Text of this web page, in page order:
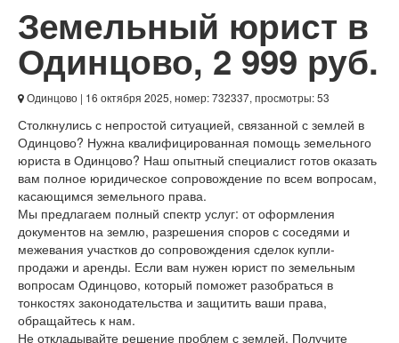
Земельный юрист в
Одинцово, 2 999 руб.
Одинцово | 16 октября 2025, номер: 732337, просмотры: 53
Столкнулись с непростой ситуацией, связанной с землей в
Одинцово? Нужна квалифицированная помощь земельного
юриста в Одинцово? Наш опытный специалист готов оказать
вам полное юридическое сопровождение по всем вопросам,
касающимся земельного права.
Мы предлагаем полный спектр услуг: от оформления
документов на землю, разрешения споров с соседями и
межевания участков до сопровождения сделок купли-
продажи и аренды. Если вам нужен юрист по земельным
вопросам Одинцово, который поможет разобраться в
тонкостях законодательства и защитить ваши права,
обращайтесь к нам.
Не откладывайте решение проблем с землей. Получите